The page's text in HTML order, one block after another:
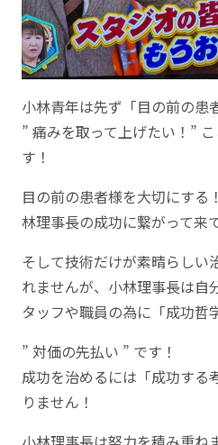
小林青年は先ず「目の前の患
” 痛みを取って上げたい！”
す！
目の前の患者様を大切にする
林理事長の成功に繋がって来
そして技術だけが素晴らしい
れませんが、小林理事長は自
タッフや職員の為に「成功哲
” 対価の先払い ” です！
成功を治めるには「成功する
りません！